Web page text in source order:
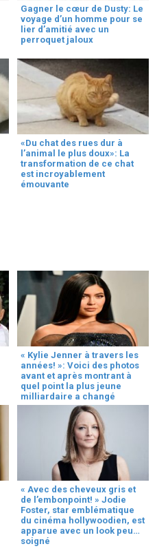
Gagner le cœur de Dusty: Le
voyage d’un homme pour se
lier d’amitié avec un
perroquet jaloux
«Du chat des rues dur à
l’animal le plus doux»: La
transformation de ce chat
est incroyablement
émouvante
« Kylie Jenner à travers les
années! »: Voici des photos
avant et après montrant à
quel point la plus jeune
milliardaire a changé
« Avec des cheveux gris et
de l’embonpoint! » Jodie
Foster, star emblématique
du cinéma hollywoodien, est
apparue avec un look peu
soigné